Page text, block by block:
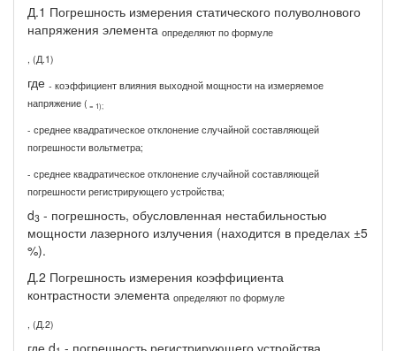
Д.1 Погрешность измерения статического полуволнового
напряжения элемента определяют по формуле
, (Д.1)
где - коэффициент влияния выходной мощности на измеряемое
напряжение ( = 1);
- среднее квадратическое отклонение случайной составляющей
погрешности вольтметра;
- среднее квадратическое отклонение случайной составляющей
погрешности регистрирующего устройства;
d3 - погрешность, обусловленная нестабильностью
мощности лазерного излучения (находится в пределах ±5
%).
Д.2 Погрешность измерения коэффициента
контрастности элемента определяют по формуле
, (Д.2)
где d - погрешность регистрирующего устройства